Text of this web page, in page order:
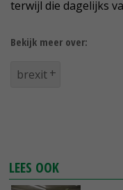
terwijl die dagelijks
Bekijk meer over:
brexit
LEES OOK